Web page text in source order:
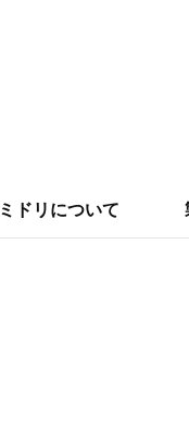
ミドリについて